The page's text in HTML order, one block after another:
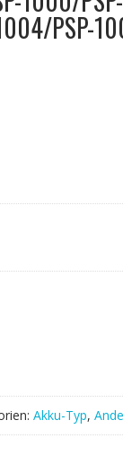
PSP-
Akku-Typ,